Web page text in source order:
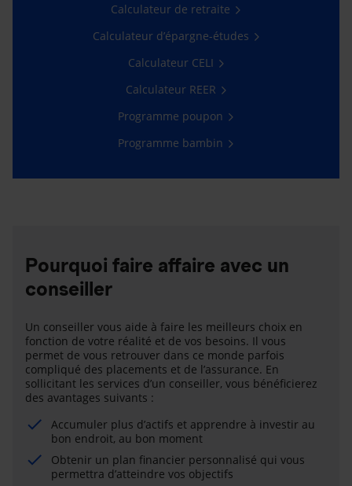
Calculateur de retraite
Calculateur d’épargne-études
Calculateur CELI
Calculateur REER
Programme poupon
Programme bambin
Pourquoi faire affaire avec un
conseiller
Un conseiller vous aide à faire les meilleurs choix en
fonction de votre réalité et de vos besoins. Il vous
permet de vous retrouver dans ce monde parfois
compliqué des placements et de l’assurance. En
sollicitant les services d’un conseiller, vous bénéficierez
des avantages suivants :
Accumuler plus d’actifs et apprendre à investir au
bon endroit, au bon moment
Obtenir un plan financier personnalisé qui vous
permettra d’atteindre vos objectifs